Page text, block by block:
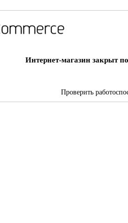
Интернет-магазин закрыт
Проверить